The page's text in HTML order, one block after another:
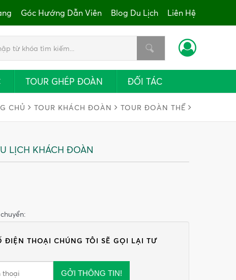
Góc Hướng Dẫn Viên Blog Du Lịch Liên Hệ
TOUR GHÉP ĐOÀN ĐỐI TÁC
CHỦ TOUR KHÁCH ĐOÀN TOUR ĐOÀN THỂ
LỊCH KHÁCH ĐOÀN
ĐIỆN THOẠI CHÚNG TÔI SẼ GỌI LẠI TƯ
GỞI THÔNG TIN!